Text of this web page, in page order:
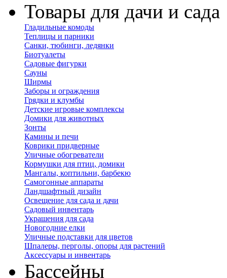
Товары для дачи и сада
Гладильные комоды
Теплицы и парники
Санки, тюбинги, ледянки
Биотуалеты
Садовые фигурки
Сауны
Ширмы
Заборы и ограждения
Грядки и клумбы
Детские игровые комплексы
Домики для животных
Зонты
Камины и печи
Коврики придверные
Уличные обогреватели
Кормушки для птиц, домики
Мангалы, коптильни, барбекю
Самогонные аппараты
Ландшафтный дизайн
Освещение для сада и дачи
Садовый инвентарь
Украшения для сада
Новогодние елки
Уличные подставки для цветов
Шпалеры, перголы, опоры для растений
Аксессуары и инвентарь
Бассейны